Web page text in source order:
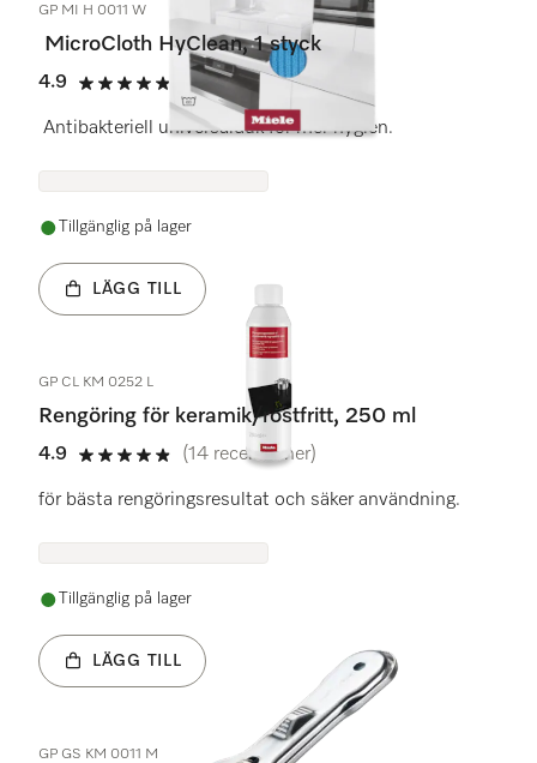
GP MI H 0011 W
MicroCloth HyClean, 1 styck
4.9
4.9 stars out of 5
(49 recensioner)
Antibakteriell universalduk för mer hygien.
Tillgänglig på lager
LÄGG TILL
GP CL KM 0252 L
Rengöring för keramik/rostfritt, 250 ml
4.9
4.9 stars out of 5
(14 recensioner)
för bästa rengöringsresultat och säker användning.
Tillgänglig på lager
LÄGG TILL
GP GS KM 0011 M